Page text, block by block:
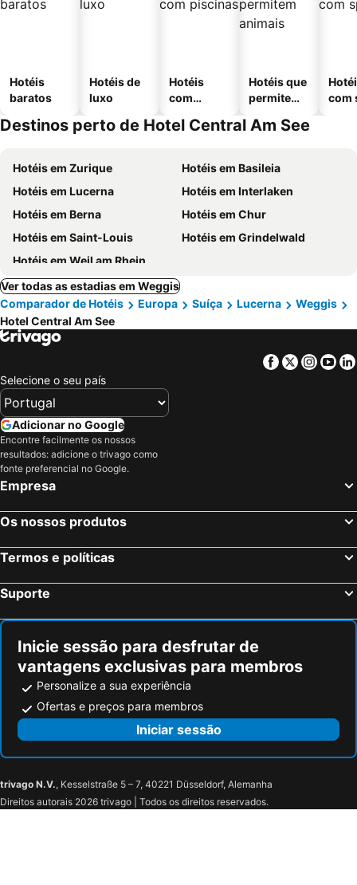
Hotéis
baratos
Hotéis de
luxo
Hotéis
com
Hotéis que
permitem
com
Destinos perto de Hotel Central Am See
Hotéis em Zurique
Hotéis em Basileia
Hotéis em Lucerna
Hotéis em Interlaken
Hotéis em Berna
Hotéis em Chur
Hotéis em Saint-Louis
Hotéis em Grindelwald
Hotéis em Weil am Rhein
Ver todas as estadias em Weggis
Comparador de Hotéis
Europa Suíça Lucerna
Weggis
Hotel Central Am See
Facebook
Twitter
Selecione o seu país
Adicionar no Google
Encontre facilmente os nossos
resultados: adicione o trivago como
fonte preferencial no Google.
Empresa
Os nossos produtos
Termos e políticas
Suporte
Inicie sessão para desfrutar de
vantagens exclusivas para membros
Personalize a sua experiência
Ofertas e preços para membros
Iniciar sessão
trivago N.V., Kesselstraße 5 – 7, 40221 Düsseldorf, Alemanha
Direitos autorais 2026 trivago | Todos os direitos reservados.